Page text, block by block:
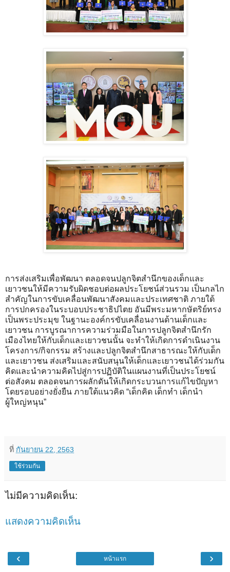
การส่งเสริมเพื่อพัฒนา ตลอดจนปลูกจิตสำนึกของเด็กและ
เยาวชนให้มีความรับผิดชอบต่อผลประโยชน์ส่วนรวม เป็นกลไก
สำคัญในการขับเคลื่อนพัฒนาสังคมและประเทศชาติ ภายใต้
การปกครองในระบอบประชาธิปไตย อันมีพระมหากษัตริย์ทรง
เป็นพระประมุข ในฐานะองค์กรขับเคลื่อนงานด้านเด็กและ
เยาวชน การบูรณาการความร่วมมือในการปลูกจิตสำนึกรัก
เมืองไทยให้กับเด็กและเยาวชนนั้น จะทำให้เกิดการดำเนินงาน
โครงการ/กิจกรรม สร้างและปลูกจิตสำนึกสาธารณะให้กับเด็ก
และเยาวชน ส่งเสริมและสนับสนุนให้เด็กและเยาวชนได้ร่วมกัน
คิดและนำความคิดไปสู่การปฏิบัติในแผนงานที่เป็นประโยชน์
ต่อสังคม ตลอดจนการผลักดันให้เกิดกระบวนการแก้ไขปัญหา
โดยรอบอย่างยั่งยืน ภายใต้แนวคิด “เด็กคิด เด็กทำ เด็กนำ
ผู้ใหญ่หนุน”
ที่ กันยายน 22, 2563
ใช้ร่วมกัน
ไม่มีความคิดเห็น:
แสดงความคิดเห็น
‹ ›
หน้าแรก